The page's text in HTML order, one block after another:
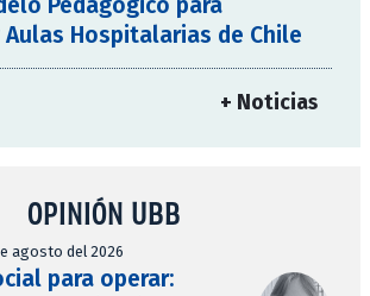
Pedagógico para
Aulas Hospitalarias de Chile
+ Noticias
OPINIÓN UBB
agosto del 2026
para operar: